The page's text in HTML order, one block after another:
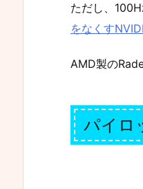
ただし、
をなくす
AMD製の
パイロ